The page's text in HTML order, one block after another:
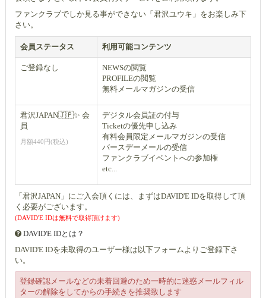
ファンクラブでしか見る事ができない「君沢ユウキ」をお楽しみ下
さい。
会員ステータス 利用可能コンテンツ
ご登録なし
NEWSの閲覧
PROFILEの閲覧
無料メールマガジンの受信
君沢JAPAN🇯🇵✨ 会
員
月額440円(税込)
デジタル会員証の付与
Ticketの優先申し込み
有料会員限定メールマガジンの受信
バースデーメールの受信
ファンクラブイベントへの参加権
etc...
「君沢JAPAN」にご入会頂くには、まずはDAVID'E IDを取得して頂
く必要がございます。
(DAVID'E IDは無料で取得頂けます)
DAVID'E IDとは？
DAVID'E IDを未取得のユーザー様は以下フォームよりご登録下さ
い。
登録確認メールなどの未着回避のため一時的に迷惑メールフィル
ターの解除をしてからの手続きを推奨致します